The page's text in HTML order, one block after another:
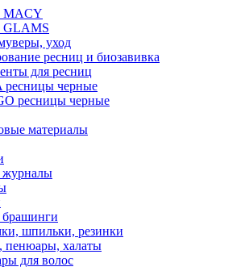
MACY
GLAMS
уход
ресниц и биозавивка
для ресниц
ресницы черные
ресницы черные
материалы
шпильки, резинки
пенюары, халаты
для волос